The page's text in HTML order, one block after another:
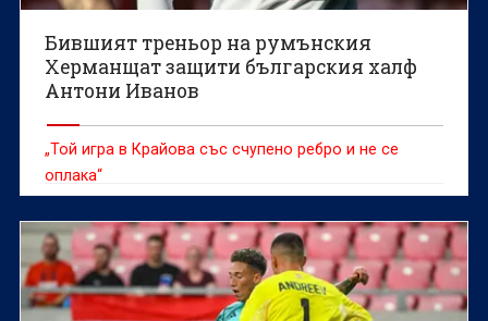
Бившият треньор на румънския
Херманщат защити българския халф
Антони Иванов
„Той игра в Крайова със счупено ребро и не се
оплака“